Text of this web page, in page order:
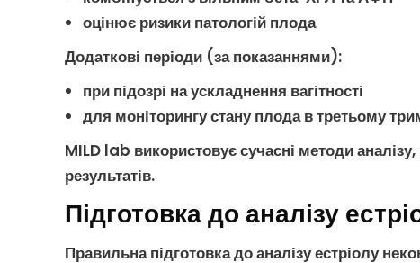
оцінює ризики патологій плода
Додаткові періоди (за показаннями):
при підозрі наускладнення вагітності
для моніторингу стану плода в третьому
MILD lab використовує сучасні методи
результатів.
Підготовка до аналізу
Правильна підготовка доаналізу естріолу